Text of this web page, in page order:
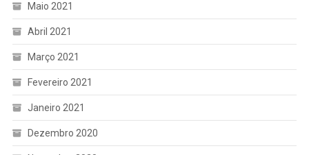
Maio 2021
Abril 2021
Março 2021
Fevereiro 2021
Janeiro 2021
Dezembro 2020